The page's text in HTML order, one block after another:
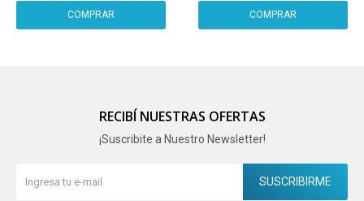
RECIBÍ NUESTRAS OFERTAS
¡Suscribite a Nuestro Newsletter!
SUSCRIBIRME